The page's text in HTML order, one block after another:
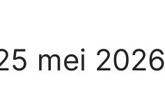
mei 2026